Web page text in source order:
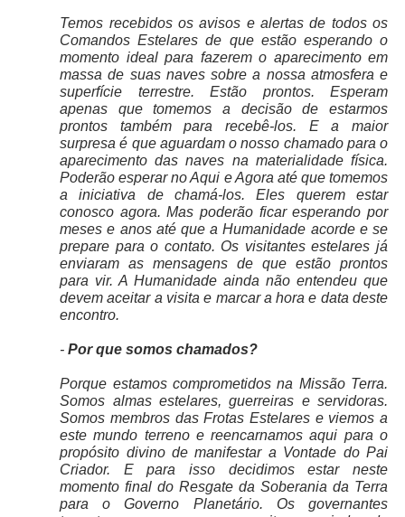
Temos recebidos os avisos e alertas de todos os
Comandos Estelares de que estão esperando o
momento ideal para fazerem o aparecimento em
massa de suas naves sobre a nossa atmosfera e
superfície terrestre. Estão prontos. Esperam
apenas que tomemos a decisão de estarmos
prontos também para recebê-los. E a maior
surpresa é que aguardam o nosso chamado para o
aparecimento das naves na materialidade física.
Poderão esperar no Aqui e Agora até que tomemos
a iniciativa de chamá-los. Eles querem estar
conosco agora. Mas poderão ficar esperando por
meses e anos até que a Humanidade acorde e se
prepare para o contato. Os visitantes estelares já
enviaram as mensagens de que estão prontos
para vir. A Humanidade ainda não entendeu que
devem aceitar a visita e marcar a hora e data deste
encontro.
-Por que somos chamados?
Porque estamos comprometidos na Missão Terra.
Somos almas estelares, guerreiras e servidoras.
Somos membros das Frotas Estelares e viemos a
este mundo terreno e reencarnamos aqui para o
propósito divino de manifestar a Vontade do Pai
Criador. E para isso decidimos estar neste
momento final do Resgate da Soberania da Terra
para o Governo Planetário. Os governantes